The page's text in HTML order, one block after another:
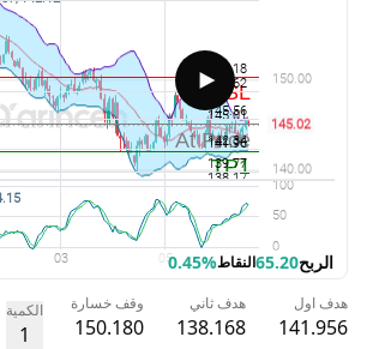
الربح65.20النقاط0.45%
هدف اول
141.956
هدف ثاني
138.168
وقف خسارة
150.180
الكمية
1